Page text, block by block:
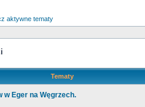
aktywne tematy
Tematy
w Eger na Węgrzech.